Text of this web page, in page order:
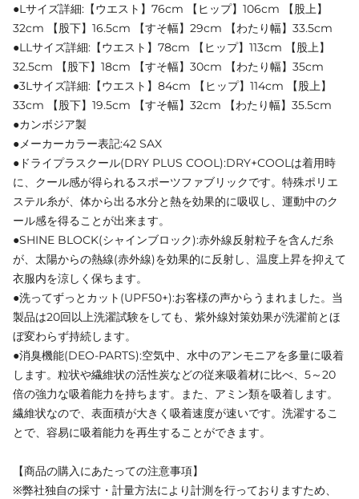
●Lサイズ詳細:【ウエスト】76cm 【ヒップ】106cm 【股上】
32cm 【股下】16.5cm 【すそ幅】29cm 【わたり幅】33.5cm
●LLサイズ詳細:【ウエスト】78cm 【ヒップ】113cm 【股上】
32.5cm 【股下】18cm 【すそ幅】30cm 【わたり幅】35cm
●3Lサイズ詳細:【ウエスト】84cm 【ヒップ】114cm 【股上】
33cm 【股下】19.5cm 【すそ幅】32cm 【わたり幅】35.5cm
●カンボジア製
●メーカーカラー表記:42 SAX
●ドライプラスクール(DRY PLUS COOL):DRY+COOLは着用時
に、クール感が得られるスポーツファブリックです。特殊ポリエ
ステル糸が、体から出る水分と熱を効果的に吸収し、運動中のク
ール感を得ることが出来ます。
●SHINE BLOCK(シャインブロック):赤外線反射粒子を含んだ糸
が、太陽からの熱線(赤外線)を効果的に反射し、温度上昇を抑えて
衣服内を涼しく保ちます。
●洗ってずっとカット(UPF50+):お客様の声からうまれました。当
製品は20回以上洗濯試験をしても、紫外線対策効果が洗濯前とほ
ぼ変わらず持続します。
●消臭機能(DEO-PARTS):空気中、水中のアンモニアを多量に吸着
します。粒状や繊維状の活性炭などの従来吸着材に比べ、5～20
倍の強力な吸着能力を持ちます。また、アミン類を吸着します。
繊維状なので、表面積が大きく吸着速度が速いです。洗濯するこ
とで、容易に吸着能力を再生することができます。
【商品の購入にあたっての注意事項】
※弊社独自の採寸・計量方法により計測を行っておりますため、